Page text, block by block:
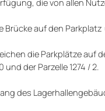
auf den Parkplatz
die Parkplätze auf
der Parzelle 1274 / 2.
des